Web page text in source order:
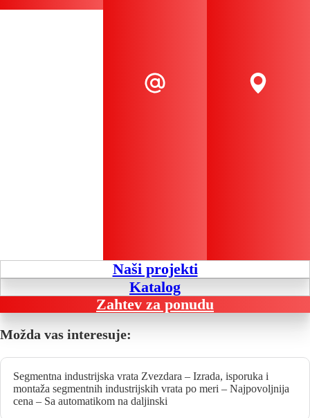
Naši projekti
Katalog
Zahtev za ponudu
Možda vas interesuje:
Segmentna industrijska vrata Zvezdara – Izrada, isporuka i
montaža segmentnih industrijskih vrata po meri – Najpovoljnija
cena – Sa automatikom na daljinski